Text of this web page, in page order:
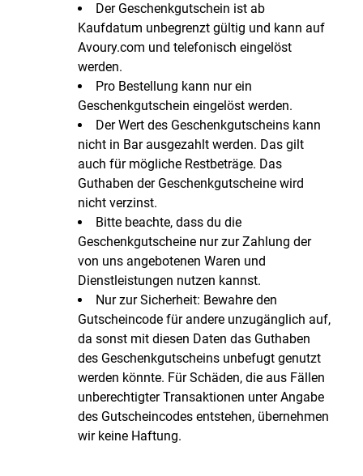
Der Geschenkgutschein ist ab
Kaufdatum unbegrenzt gültig und kann auf
Avoury.com und telefonisch eingelöst
werden.
Pro Bestellung kann nur ein
Geschenkgutschein eingelöst werden.
Der Wert des Geschenkgutscheins kann
nicht in Bar ausgezahlt werden. Das gilt
auch für mögliche Restbeträge. Das
Guthaben der Geschenkgutscheine wird
nicht verzinst.
Bitte beachte, dass du die
Geschenkgutscheine nur zur Zahlung der
von uns angebotenen Waren und
Dienstleistungen nutzen kannst.
Nur zur Sicherheit: Bewahre den
Gutscheincode für andere unzugänglich auf,
da sonst mit diesen Daten das Guthaben
des Geschenkgutscheins unbefugt genutzt
werden könnte. Für Schäden, die aus Fällen
unberechtigter Transaktionen unter Angabe
des Gutscheincodes entstehen, übernehmen
wir keine Haftung.